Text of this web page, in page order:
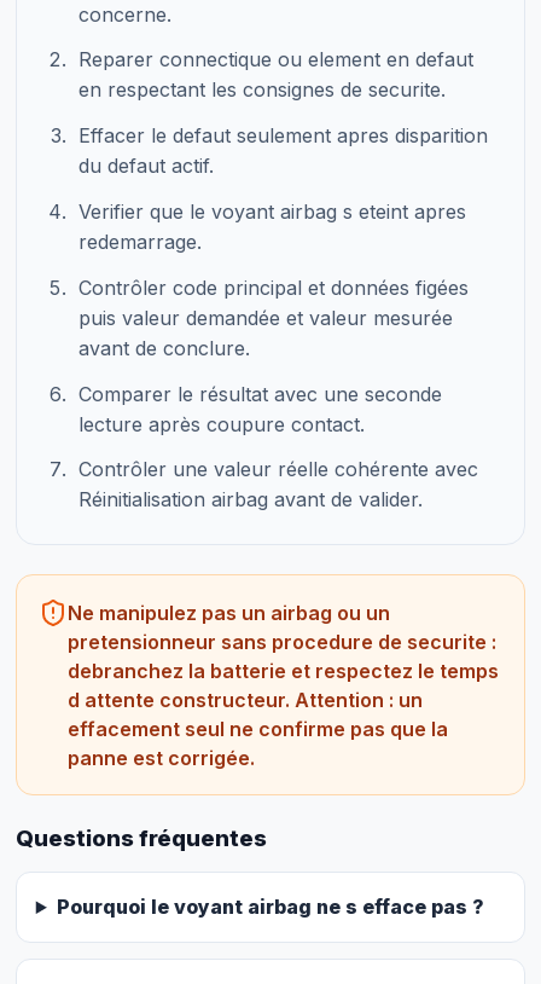
concerne.
Reparer connectique ou element en defaut
en respectant les consignes de securite.
Effacer le defaut seulement apres disparition
du defaut actif.
Verifier que le voyant airbag s eteint apres
redemarrage.
Contrôler code principal et données figées
puis valeur demandée et valeur mesurée
avant de conclure.
Comparer le résultat avec une seconde
lecture après coupure contact.
Contrôler une valeur réelle cohérente avec
Réinitialisation airbag avant de valider.
Ne manipulez pas un airbag ou un
pretensionneur sans procedure de securite :
debranchez la batterie et respectez le temps
d attente constructeur. Attention : un
effacement seul ne confirme pas que la
panne est corrigée.
Questions fréquentes
Pourquoi le voyant airbag ne s efface pas ?